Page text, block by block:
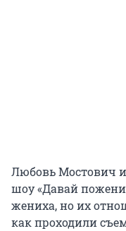
Любовь Мостович
шоу «Давай
жениха, но их
как проходили